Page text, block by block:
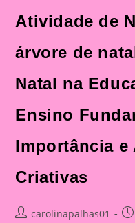
Atividade de
árvore de
Natal na
Ensino
Importância e
Criativas
Postcarolinapalhas01